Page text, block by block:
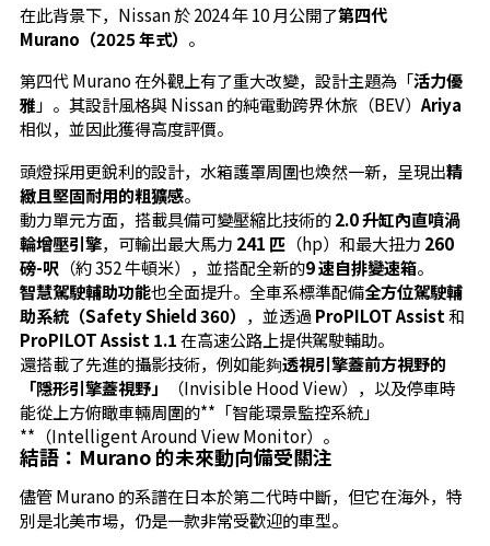
在此背景下，Nissan 於 2024 年 10 月公開了第四代
Murano（2025 年式） 。
第四代 Murano 在外觀上有了重大改變，設計主題為「活力優
雅 」。其設計風格與 Nissan 的純電動跨界休旅（BEV） Ariya
相似，並因此獲得高度評價。
頭燈採用更銳利的設計，水箱護罩周圍也煥然一新，呈現出精
緻且堅固耐用的粗獷感。
動力單元方面，搭載具備可變壓縮比技術的2.0 升缸內直噴渦
輪增壓引擎，可輸出最大馬力 241 匹（hp）和最大扭力 260
磅-呎 （約 352 牛頓米），並搭配全新的9 速自排變速箱。
智慧駕駛輔助功能也全面提升。全車系標準配備全方位駕駛輔
助系統（Safety Shield 360） ，並透過 ProPILOT Assist和
ProPILOT Assist 1.1在高速公路上提供駕駛輔助。
還搭載了先進的攝影技術，例如能夠透視引擎蓋前方視野的
「隱形引擎蓋視野」
（Invisible Hood View），以及停車時
能從上方俯瞰車輛周圍的**「智能環景監控系統」
**（Intelligent Around View Monitor）。
結語：Murano 的未來動向備受關注
儘管 Murano 的系譜在日本於第二代時中斷，但它在海外，特
別是北美市場，仍是一款非常受歡迎的車型。